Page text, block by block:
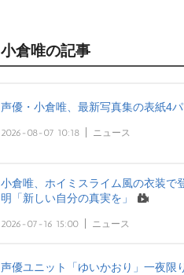
小倉唯の記事
声優・小倉唯、最新写真集の表紙4
2026-08-07 10:18 ニュース
小倉唯、ホイミスライム風の衣装で
明「新しい自分の真実を」
2026-07-16 15:00 ニュース
声優ユニット「ゆいかおり」一夜限